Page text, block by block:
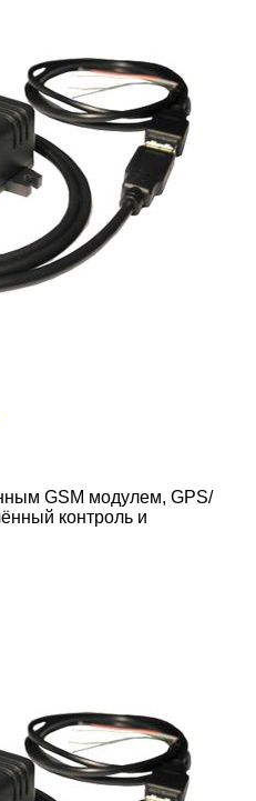
GSM модулем, GPS/
контроль и